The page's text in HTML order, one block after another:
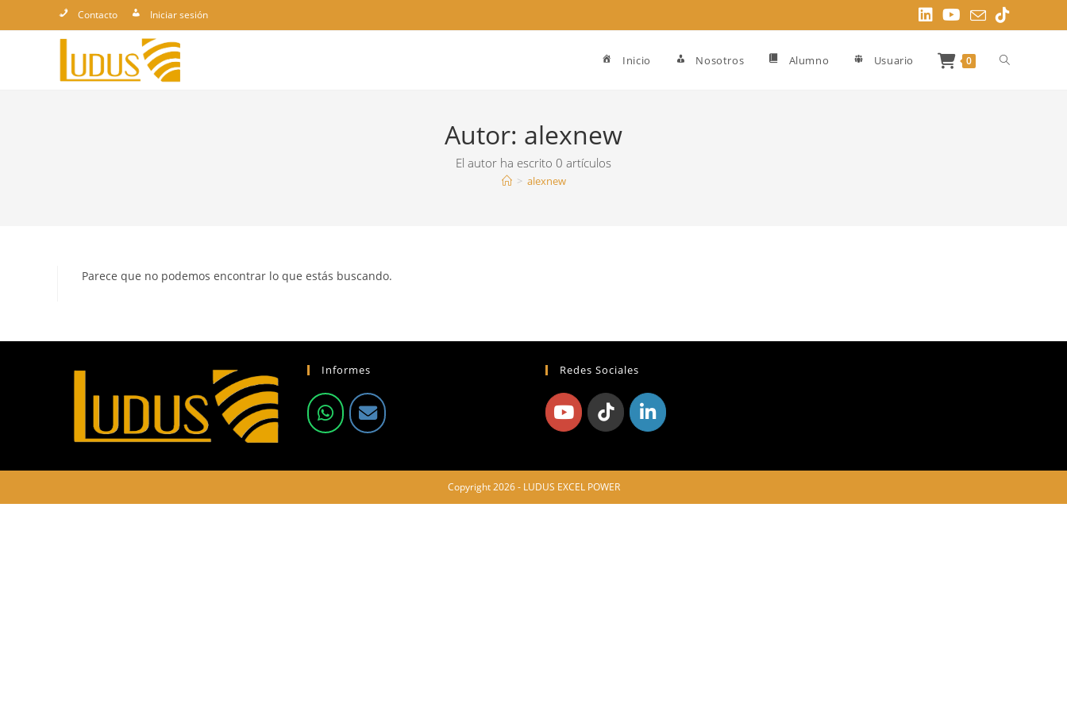
al
Contacto Iniciar sesión
Inicio Nosotros Alumno Usuario 0 Alternar
Autor: alexnew
El autor ha escrito 0 artículos
> alexnew
Parece que no podemos encontrar lo que estás buscando.
Informes Redes Sociales
Copyright 2026 - LUDUS EXCEL POWER